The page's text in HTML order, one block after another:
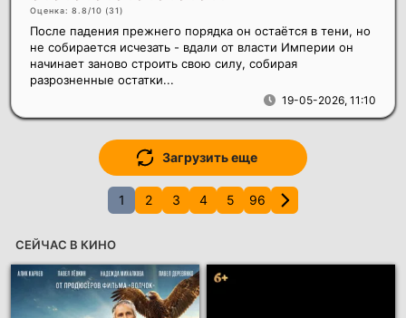
Оценка: 8.8/10 (31)
19-05-2026, 11:10
После падения прежнего порядка он остаётся в тени, но
не собирается исчезать - вдали от власти Империи он
начинает заново строить свою силу, собирая
разрозненные остатки...
Загрузить еще
1 2 3 4 5 96
СЕЙЧАС В КИНО